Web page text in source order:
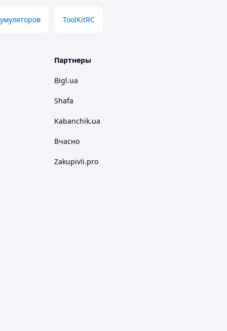
ToolKitRC
Партнеры
Bigl.ua
Shafa
Kabanchik.ua
Вчасно
Zakupivli.pro